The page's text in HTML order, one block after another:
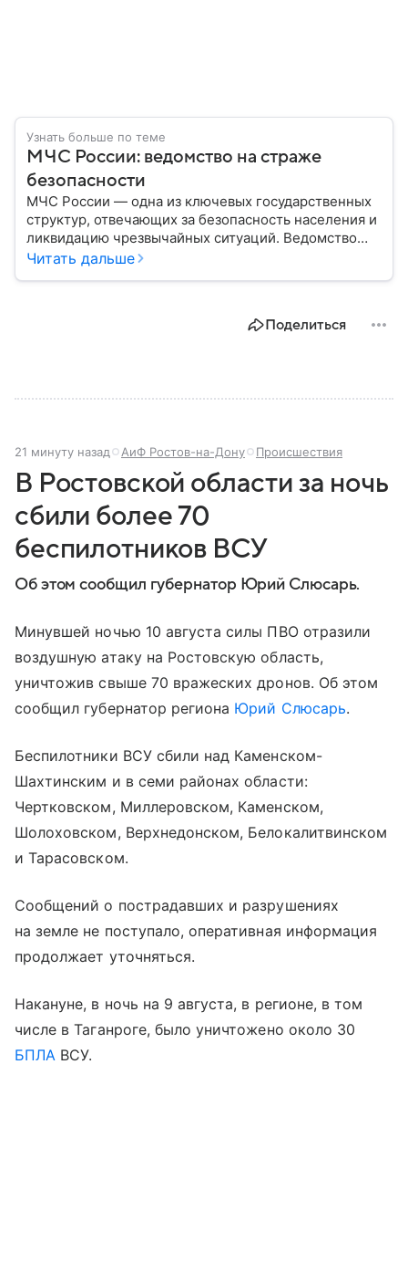
Узнать больше по теме
МЧС России: ведомство на страже
безопасности
МЧС России — одна из ключевых государственных
структур, отвечающих за безопасность населения и
ликвидацию чрезвычайных ситуаций. Ведомство
играет важную роль в защите граждан от
задачи выполняет и какую роль играет в
Читать дальше
Поделиться
21 минуту назад АиФ Ростов-на-Дону Происшествия
В Ростовской области за ночь
сбили более 70
беспилотников ВСУ
Об этом сообщил губернатор Юрий Слюсарь.
Минувшей ночью 10 августа силы ПВО отразили
воздушную атаку на Ростовскую область,
уничтожив свыше 70 вражеских дронов. Об этом
сообщил губернатор региона Юрий Слюсарь.
Беспилотники ВСУ сбили над Каменском-
Шахтинским и в семи районах области:
Чертковском, Миллеровском, Каменском,
Шолоховском, Верхнедонском, Белокалитвинском
и Тарасовском.
Сообщений о пострадавших и разрушениях
на земле не поступало, оперативная информация
продолжает уточняться.
Накануне, в ночь на 9 августа, в регионе, в том
числе в Таганроге, было уничтожено около 30
БПЛА ВСУ.